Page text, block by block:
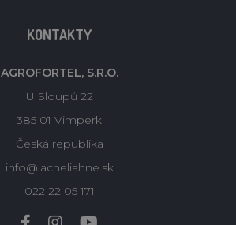
KONTAKTY
AGROFORTEL, S.R.O.
U Sloupů 22
385 01 Vimperk
Česká republika
info@lacneliahne.sk
022 22 05 171